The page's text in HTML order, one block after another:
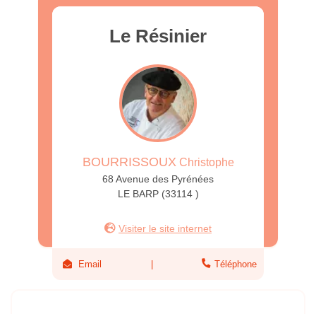
Le Résinier
BOURRISSOUX Christophe
68 Avenue des Pyrénées
LE BARP (33114 )
Visiter le site internet
Email Téléphone